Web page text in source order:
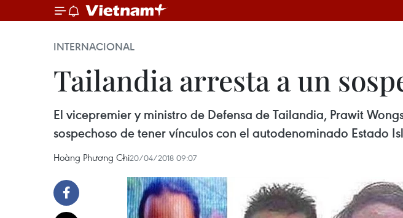
INTERNACIONAL
Tailandia arresta a un
El vicepremier y ministro de Defensa de Tailandia, Prawit
sospechoso de tener vínculos con el autodenominado Estado
Hoàng Phương Chi20/04/2018 09:07